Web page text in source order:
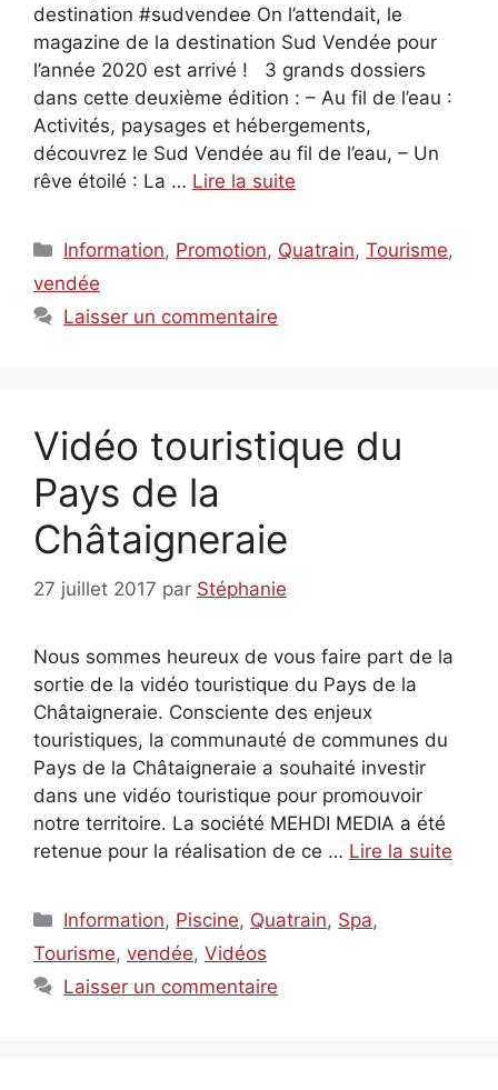
destination #sudvendee On l’attendait, le
magazine de la destination Sud Vendée pour
l’année 2020 est arrivé ! 3 grands dossiers
dans cette deuxième édition : – Au fil de l’eau :
Activités, paysages et hébergements,
découvrez le Sud Vendée au fil de l’eau, – Un
rêve étoilé : La … Lire la suite
Catégories
Information, Promotion, Quatrain,Tourisme,
vendée
Laisser un commentaire
Vidéo touristique du
Pays de la
Châtaigneraie
27 juillet 2017 par Stéphanie
Nous sommes heureux de vous faire part de la
sortie de la vidéo touristique du Pays de la
Châtaigneraie. Consciente des enjeux
touristiques, la communauté de communes du
Pays de la Châtaigneraie a souhaité investir
dans une vidéo touristique pour promouvoir
notre territoire. La société MEHDI MEDIA a été
retenue pour la réalisation de ce … Lire la suite
Catégories
Information, Piscine, Quatrain, Spa,
Tourisme, vendée, Vidéos
Laisser un commentaire